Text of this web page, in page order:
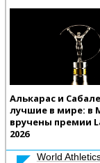
Алькарас и
лучшие в мире: в
вручены премии
2026
World